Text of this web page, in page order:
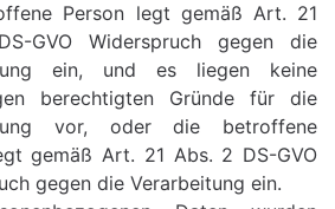
Person legt gemäß Art. 21
GVO Widerspruch gegen die
ein, und es liegen keine
berechtigten Gründe für die
vor, oder die betroffene
gemäß Art. 21 Abs. 2 DS-GVO
gegen die Verarbeitung ein.